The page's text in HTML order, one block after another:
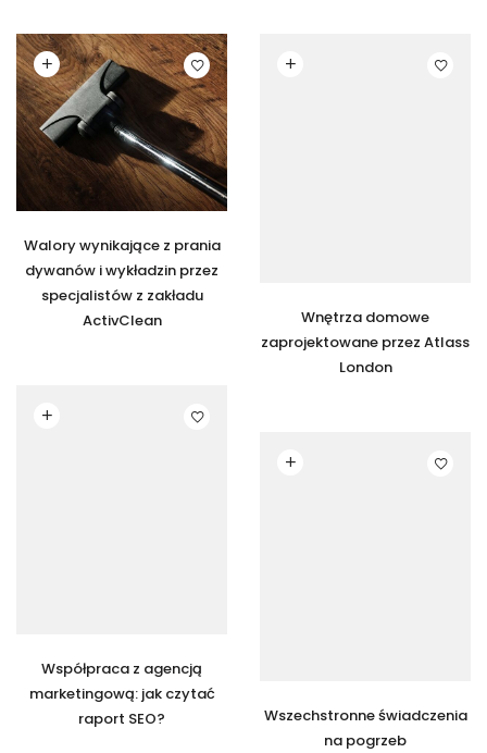
Walory wynikające z prania
dywanów i wykładzin przez
specjalistów z zakładu
ActivClean
Czytaj dalej
Wnętrza domowe
zaprojektowane przez Atlass
London
Czytaj dalej
Współpraca z agencją
marketingową: jak czytać
raport SEO?
Czytaj dalej
Wszechstronne świadczenia
na pogrzeb
Czytaj dalej